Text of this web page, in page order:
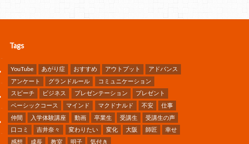
Tags
YouTube あがり症 おすすめ アウトプット
アドバンス
アンケート
グランドルール
コミュニケーション
スピーチ
ビジネス プレゼンテーション
プレゼント
ベーシックコース
マインド マクドナルド 不安
仕事
仲間
入学体験講座 動画 卒業生 受講生
受講生の声
口コミ
吉井奈々 変わりたい 変化 大阪 師匠
幸せ
感想
成長 教室 明子 気付き